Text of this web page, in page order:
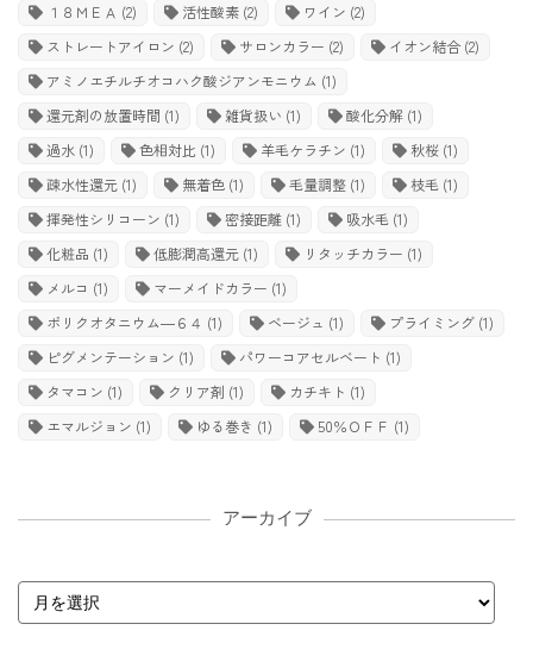
１８ＭＥＡ (2) 活性酸素 (2) ワイン (2)
ストレートアイロン (2) サロンカラー (2) イオン結合 (2)
アミノエチルチオコハク酸ジアンモニウム (1)
還元剤の放置時間 (1) 雑貨扱い (1) 酸化分解 (1)
過水 (1) 色相対比 (1) 羊毛ケラチン (1) 秋桜 (1)
疎水性還元 (1) 無着色 (1) 毛量調整 (1) 枝毛 (1)
揮発性シリコーン (1) 密接距離 (1) 吸水毛 (1)
化粧品 (1) 低膨潤高還元 (1) リタッチカラー (1)
メルコ (1) マーメイドカラー (1)
ポリクオタニウム―６４ (1) ベージュ (1) プライミング (1)
ピグメンテーション (1) パワーコアセルベート (1)
タマコン (1) クリア剤 (1) カチキト (1)
エマルジョン (1) ゆる巻き (1) 50％ＯＦＦ (1)
アーカイブ